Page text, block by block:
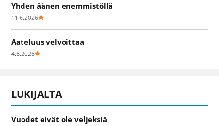
Yhden äänen enemmistöllä
11.6.2026
Aateluus velvoittaa
4.6.2026
LUKIJALTA
Vuodet eivät ole veljeksiä